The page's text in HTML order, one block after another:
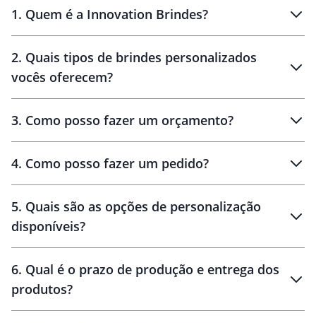
1. Quem é a Innovation Brindes?
Brindes personalizados
2. Quais tipos de brindes personalizados
vocês oferecem?
personalizados
3. Como posso fazer um orçamento?
brinde
personalização
4. Como posso fazer um pedido?
amostra virtual
5. Quais são as opções de personalização
disponíveis?
6. Qual é o prazo de produção e entrega dos
produtos?